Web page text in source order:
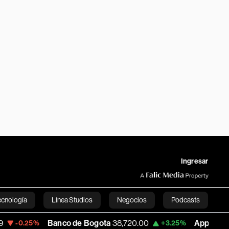
Ingresar
Línea Studios Negocios Podcasts
English
Banco de Bogota 38,720.00 +3.25% Apple 308.63